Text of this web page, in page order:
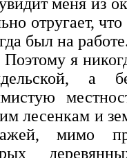
отругает,
был на
я
а
лесенкам и
мимо